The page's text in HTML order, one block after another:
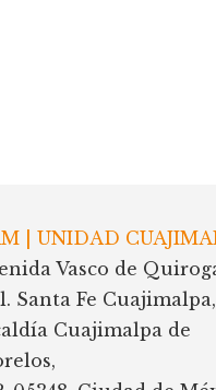
| UNIDAD
Vasco de
Santa Fe Cuajimalpa,
Cuajimalpa de